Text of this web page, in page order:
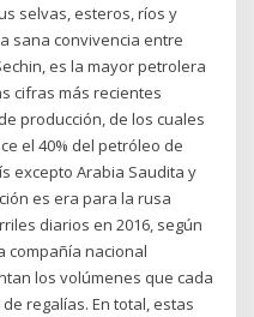
selvas, esteros, ríos y
sana convivencia entre
es la mayor petrolera
cifras más recientes
producción, de los cuales
el 40% del petróleo de
excepto Arabia Saudita y
es era para la rusa
diarios en 2016, según
compañía nacional
los volúmenes que cada
regalías. En total, estas